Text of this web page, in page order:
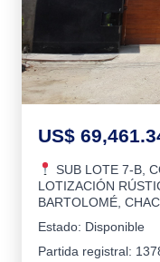
US$
SUB LOTE 7-B,
LOTIZACIÓN
BARTOLOMÉ,
Estado: Disponible
Partida registral: